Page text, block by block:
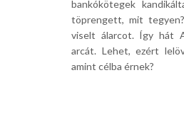
bankókötegek
töprengett, mit
viselt álarcot. Így hát
arcát. Lehet, ezért
amint célba érnek?